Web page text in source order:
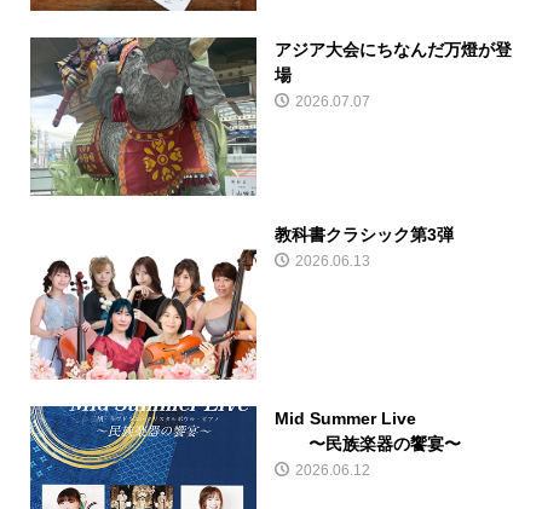
アジア大会にちなんだ万燈が登
場
2026.07.07
教科書クラシック第3弾
2026.06.13
Mid Summer Live
〜民族楽器の饗宴〜
2026.06.12